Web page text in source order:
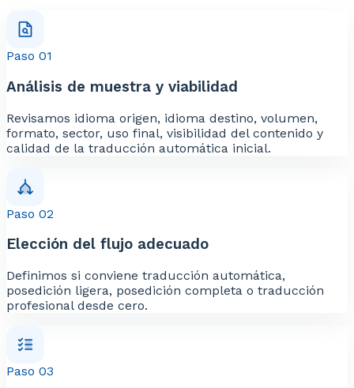
Paso 01
Análisis de muestra y viabilidad
Revisamos idioma origen, idioma destino, volumen,
formato, sector, uso final, visibilidad del contenido y
calidad de la traducción automática inicial.
Paso 02
Elección del flujo adecuado
Definimos si conviene traducción automática,
posedición ligera, posedición completa o traducción
profesional desde cero.
Paso 03